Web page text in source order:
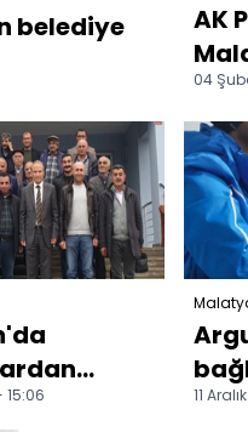
belediye
AK
04
15:06 11